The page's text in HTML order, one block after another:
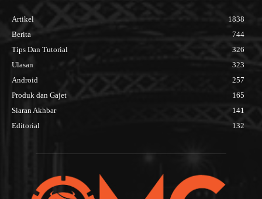
Artikel
1838
Berita
744
Tips Dan Tutorial
326
Ulasan
323
Android
257
Produk dan Gajet
165
Siaran Akhbar
141
Editorial
132